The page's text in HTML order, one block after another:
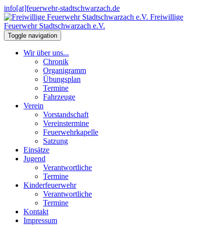
info[at]feuerwehr-stadtschwarzach.de
Freiwillige
Feuerwehr Stadtschwarzach e.V.
Toggle navigation
Wir über uns...
Chronik
Organigramm
Übungsplan
Termine
Fahrzeuge
Verein
Vorstandschaft
Vereinstermine
Feuerwehrkapelle
Satzung
Einsätze
Jugend
Verantwortliche
Termine
Kinderfeuerwehr
Verantwortliche
Termine
Kontakt
Impressum